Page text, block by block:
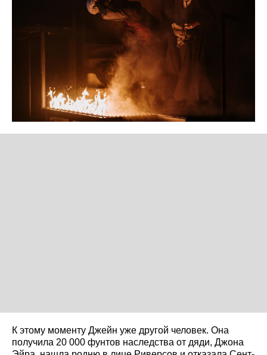
К этому моменту Джейн уже другой человек. Она
получила 20 000 фунтов наследства от дяди, Джона